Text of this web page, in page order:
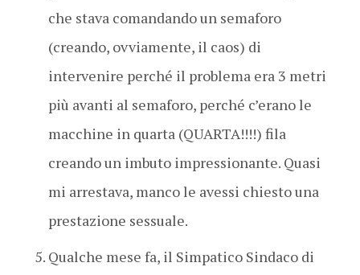
che stava comandando un semaforo
(creando, ovviamente, il caos) di
intervenire perché il problema era 3 metri
più avanti al semaforo, perché c’erano le
macchine in quarta (QUARTA!!!!) fila
creando un imbuto impressionante. Quasi
mi arrestava, manco le avessi chiesto una
prestazione sessuale.
Qualche mese fa, il Simpatico Sindaco di